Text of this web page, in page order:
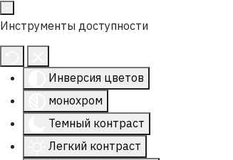
Инструменты доступности
Инверсия цветов
монохром
Темный контраст
Легкий контраст